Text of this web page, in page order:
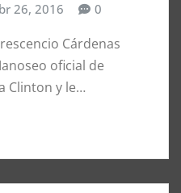
26, 2016 0
Cárdenas
oficial de
Clinton y le…